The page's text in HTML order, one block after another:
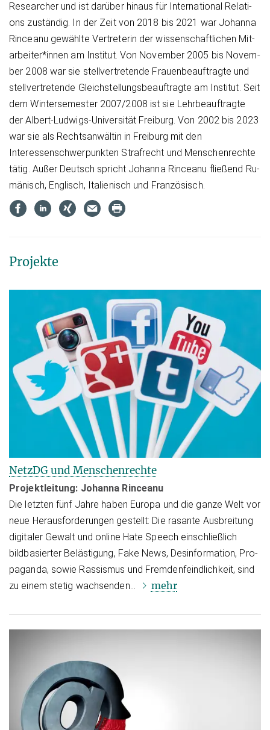
Re­se­ar­cher und ist dar­über hin­aus für In­ter­na­tio­nal Re­la­ti­
ons zu­stän­dig. In der Zeit von 2018 bis 2021 war Jo­han­na
Rin­cea­nu ge­wähl­te Ver­tre­te­rin der wis­sen­schaft­li­chen Mit­
ar­bei­ter*in­nen am In­sti­tut. Von No­vem­ber 2005 bis No­vem­
ber 2008 war sie stell­ver­tre­ten­de Frau­en­be­auf­trag­te und
stell­ver­tre­ten­de Gleich­stel­lungs­be­auf­trag­te am In­sti­tut. Seit
dem Win­ter­se­mes­ter 2007/2008 ist sie Lehr­be­auf­trag­te
der Al­bert-Lud­wigs-Universi­tät Frei­burg. Von 2002 bis 2023
war sie als Rechtsanwältin in Freiburg mit den
Interessenschwerpunkten Strafrecht und Menschenrechte
tätig. Au­ßer Deutsch spricht Jo­han­na Rin­cea­nu flie­ßend Ru­
mä­nisch, Eng­lisch, Ita­lie­nisch und Fran­zö­sisch.
Projekte
NetzDG und Menschenrechte
Projektleitung: Johanna Rinceanu
Die letzten fünf Jahre haben Europa und die ganze Welt vor
neue Heraus­for­de­run­gen gestellt: Die rasante Aus­brei­tung
digitaler Gewalt und online Hate Speech einschließlich
bildbasierter Belästigung, Fake News, Desinformation, Pro­
pa­gan­da, sowie Rassismus und Fremdenfeindlichkeit, sind
zu einem stetig wachsenden…
mehr